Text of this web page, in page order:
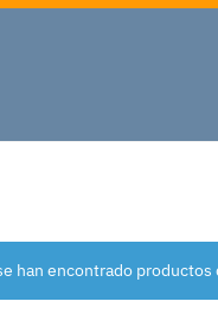
han encontrado